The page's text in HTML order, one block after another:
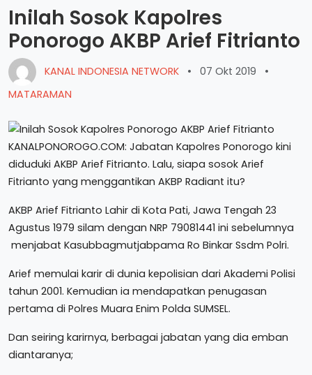
Inilah Sosok Kapolres
Ponorogo AKBP Arief Fitrianto
KANAL INDONESIA NETWORK • 07 Okt 2019
•
MATARAMAN
KANALPONOROGO.COM: Jabatan Kapolres Ponorogo kini
diduduki AKBP Arief Fitrianto. Lalu, siapa sosok Arief
Fitrianto yang menggantikan AKBP Radiant itu?
AKBP Arief Fitrianto Lahir di Kota Pati, Jawa Tengah 23
Agustus 1979 silam dengan NRP 79081441 ini sebelumnya
menjabat Kasubbagmutjabpama Ro Binkar Ssdm Polri.
Arief memulai karir di dunia kepolisian dari Akademi Polisi
tahun 2001. Kemudian ia mendapatkan penugasan
pertama di Polres Muara Enim Polda SUMSEL.
Dan seiring karirnya, berbagai jabatan yang dia emban
diantaranya;